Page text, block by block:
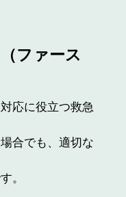
ファース
応に役立つ救急
合でも、適切な
。